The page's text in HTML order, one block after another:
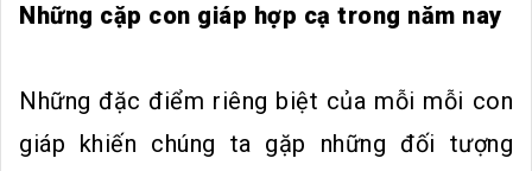
Những cặp con giáp hợp cạ trong năm nay
Những đặc điểm riêng biệt của mỗi mỗi con
giáp khiến chúng ta gặp những đối tượng